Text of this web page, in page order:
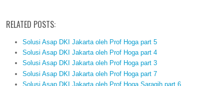
RELATED POSTS:
Solusi Asap DKI Jakarta oleh Prof Hoga part 5
Solusi Asap DKI Jakarta oleh Prof Hoga part 4
Solusi Asap DKI Jakarta oleh Prof Hoga part 3
Solusi Asap DKI Jakarta oleh Prof Hoga part 7
Solusi Asap DKI Jakarta oleh Prof Hoga Saragih part 6